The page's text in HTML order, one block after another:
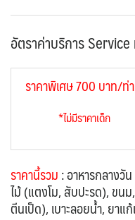
อัตราค่าบริการ
ราคาพิเศษ 700 บาท/ท่
*ไม่มีราคาเด็ก
ราคานี้รวม:อาหารกลางวั
ไม้ (แตงโม, สับปะรด),ขนม,
ตีนเป็ด), เบาะลอยน้ำ, ยาแก้